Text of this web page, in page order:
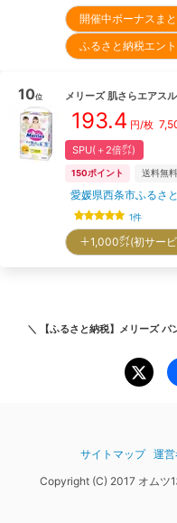
開催中ボーナスま
ふるさと納税エン
10位 メリーズ 肌さらエアス
193.4 円/枚
SPU(＋2倍㌽)
150ポイント 送料無料
愛媛県西条市ふるさ
1件
＋1,000㌽(初サー
＼ 【ふるさと納税】メリーズ
サイトマップ 運
Copyright (C) 2017 オムツ